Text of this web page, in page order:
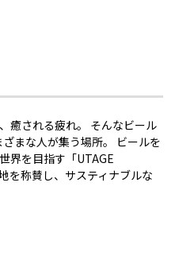
癒される疲れ。 そんなビール
まな人が集う場所。 ビールを
界を目指す「UTAGE
を称賛し、サスティナブルな